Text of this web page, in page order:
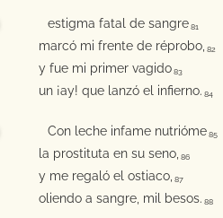
estigma fatal de sangre 81
marcó mi frente de réprobo, 82
y fue mi primer vagido 83
un ¡ay! que lanzó el infierno. 84
Con leche infame nutrióme 85
la prostituta en su seno, 86
y me regaló el ostiaco, 87
oliendo a sangre, mil besos. 88